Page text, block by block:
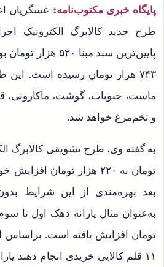
پایگاه خبری مکتوب‌نامه:
طرح جدید کالابرگ الکترونیک
پایین‌ترین سبد مبنا
۷۴۳ هزار تومان رسیده است.
ماست، حبوبات، گوشت، ماکارونی،
و تخم‌مرغ خواهد شد.
تومان به ۲۲۰ هزار تومان
بعد بهره‌مندی از این شرایط
تومان افزایش یافته است. براساس